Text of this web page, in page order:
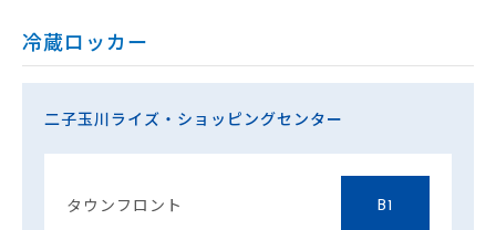
冷蔵ロッカー
二子玉川ライズ・ショッピングセンター
タウンフロント B1